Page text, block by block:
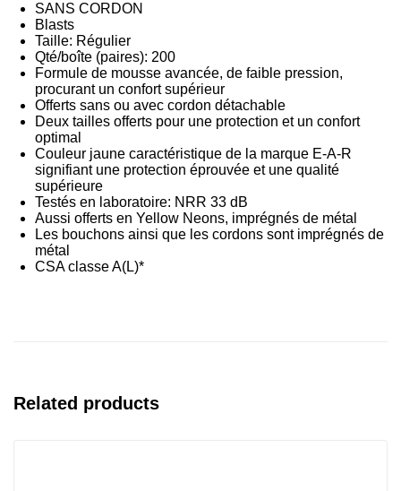
SANS CORDON
Blasts
Taille: Régulier
Qté/boîte (paires): 200
Formule de mousse avancée, de faible pression,
procurant un confort supérieur
Offerts sans ou avec cordon détachable
Deux tailles offerts pour une protection et un confort
optimal
Couleur jaune caractéristique de la marque E-A-R
signifiant une protection éprouvée et une qualité
supérieure
Testés en laboratoire: NRR 33 dB
Aussi offerts en Yellow Neons, imprégnés de métal
Les bouchons ainsi que les cordons sont imprégnés de
métal
CSA classe A(L)*
Related products